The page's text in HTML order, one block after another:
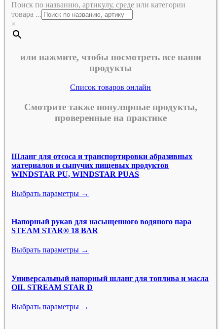
Поиск по названию, артикулу, среде или категории
товара ...
×
или нажмите, чтобы посмотреть все наши
продукты
Список товаров онлайн
Смотрите также популярные продукты,
проверенные на практике
Шланг для отсоса и транспортировки абразивных
материалов и сыпучих пищевых продуктов
WINDSTAR PU, WINDSTAR PUAS
Выбрать параметры →
Напорный рукав для насыщенного водяного пара
STEAM STAR® 18 BAR
Выбрать параметры →
Универсальный напорный шланг для топлива и масла
OIL STREAM STAR D
Выбрать параметры →